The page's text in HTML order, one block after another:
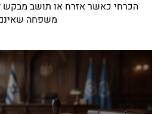
הכרחי כאשר אזרח או תושב מבקש
משפחה